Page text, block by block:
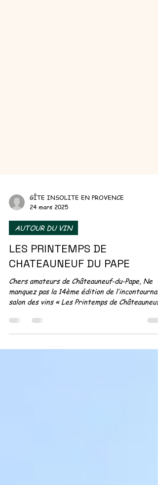
GÎTE INSOLITE EN PROVENCE
AUTOUR DU VIN
LES PRINTEMPS DE
CHATEAUNEUF DU PAPE
manquez pas la 14ème édition de
salon des vins « Les Printemps de